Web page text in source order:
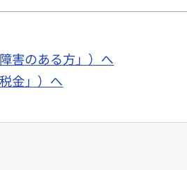
害のある方」）へ
金」）へ